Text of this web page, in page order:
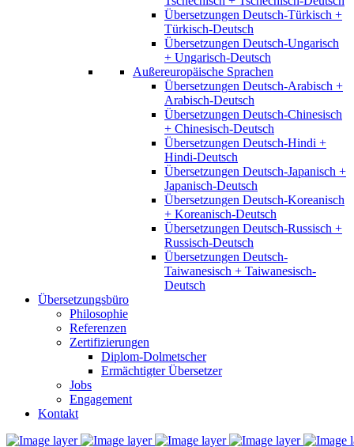
Übersetzungen Deutsch-Türkisch +
Türkisch-Deutsch
Übersetzungen Deutsch-Ungarisch
+ Ungarisch-Deutsch
Außereuropäische Sprachen
Übersetzungen Deutsch-Arabisch +
Arabisch-Deutsch
Übersetzungen Deutsch-Chinesisch
+ Chinesisch-Deutsch
Übersetzungen Deutsch-Hindi +
Hindi-Deutsch
Übersetzungen Deutsch-Japanisch +
Japanisch-Deutsch
Übersetzungen Deutsch-Koreanisch
+ Koreanisch-Deutsch
Übersetzungen Deutsch-Russisch +
Russisch-Deutsch
Übersetzungen Deutsch-
Taiwanesisch + Taiwanesisch-
Deutsch
Übersetzungsbüro
Philosophie
Referenzen
Zertifizierungen
Diplom-Dolmetscher
Ermächtigter Übersetzer
Jobs
Engagement
Kontakt